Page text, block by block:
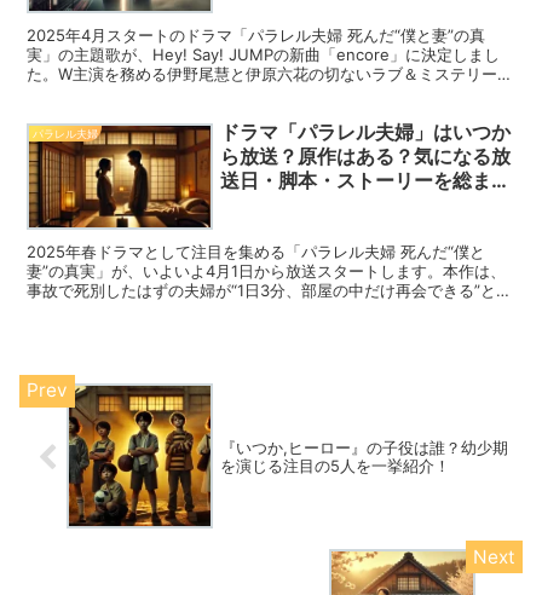
2025年4月スタートのドラマ「パラレル夫婦 死んだ“僕と妻”の真
実」の主題歌が、Hey! Say! JUMPの新曲「encore」に決定しまし
た。W主演を務める伊野尾慧と伊原六花の切ないラブ＆ミステリーに
れ、ドラマの世界観を音楽面からも鮮やかに彩ります。本記事では、
主題歌・挿入歌の魅力や歌詞の意味、アーティストの背景まで詳しく
紹介します。
パラレル夫婦
ドラマ「パラレル夫婦」はいつか
ら放送？原作はある？気になる放
送日・脚本・ストーリーを総まと
2025年春ドラマとして注目を集める「パラレル夫婦 死んだ“僕と
妻”の真実」が、いよいよ4月1日から放送スタートします。本作は、
事故で死別したはずの夫婦が“1日3分、部屋の中だけ再会できる”とい
『いつか,ヒーロー』の子役は誰？幼少期
を演じる注目の5人を一挙紹介！